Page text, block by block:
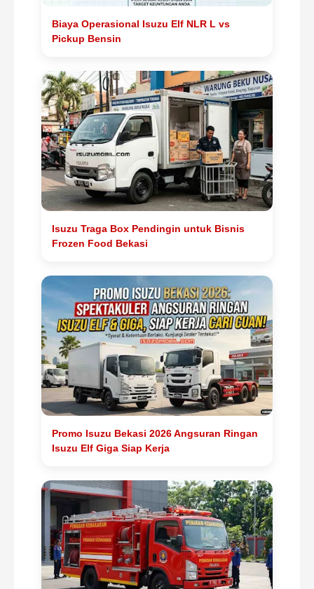
Biaya Operasional Isuzu Elf NLR L vs
Pickup Bensin
Isuzu Traga Box Pendingin untuk Bisnis
Frozen Food Bekasi
Promo Isuzu Bekasi 2026 Angsuran Ringan
Isuzu Elf Giga Siap Kerja